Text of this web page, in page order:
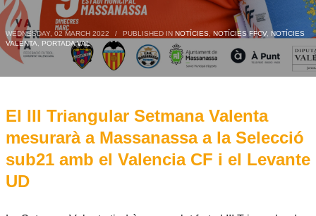
WEDNESDAY, 02 MARCH 2022 / PUBLISHED IN NOTÍCIES, NOTÍCIES FFCV, NOTÍCIES
VALENTA
PORTADA VAL
El III Triangular Setmana Valenta
mesurarà a Massanassa a la Selecció
sub21 amb el Valencia CF i el Levante
UD